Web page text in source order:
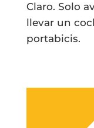
Claro. Solo
llevar un
portabicis.